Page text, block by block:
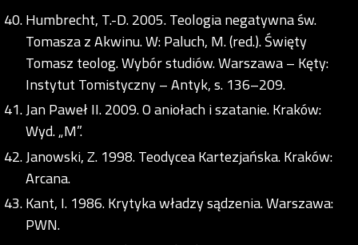
Humbrecht, T.-D. 2005. Teologia negatywna św.
Tomasza z Akwinu. W: Paluch, M. (red.). Święty
Tomasz teolog. Wybór studiów. Warszawa – Kęty:
Instytut Tomistyczny – Antyk, s. 136–209.
Jan Paweł II. 2009. O aniołach i szatanie. Kraków:
Wyd. „M”.
Janowski, Z. 1998. Teodycea Kartezjańska. Kraków:
Arcana.
Kant, I. 1986. Krytyka władzy sądzenia. Warszawa:
PWN.